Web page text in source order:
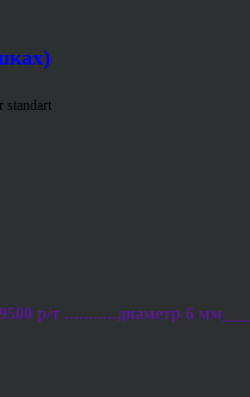
standart
р/т ...........диаметр 6